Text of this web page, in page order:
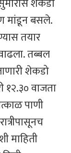
मांडून बसले.
तयार
तब्बल
शेकडो
१२.३० वाजता
पाणी
माहिती